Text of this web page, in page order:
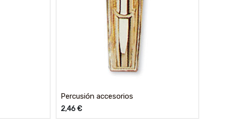
Percusión accesorios
2,46€